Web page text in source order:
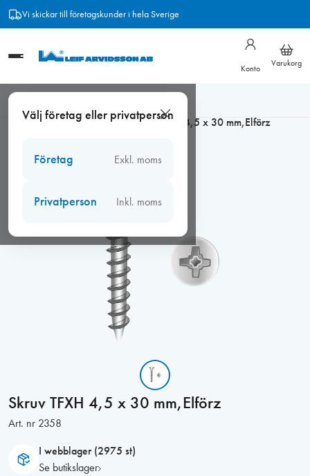
Hoppa
Vi skickar till företagskunder i hela Sverige
Konto
Varukorg
Välj företag eller privatperson
Företag Exkl. moms
Privatperson Inkl. moms
Cutters förzinkad försänkt/ Skruv TFXH 4,5 x 30 mm,Elförz
Skruv TFXH 4,5 x 30 mm,Elförz
Art. nr 2358
I webblager (2975 st)
Se butikslager